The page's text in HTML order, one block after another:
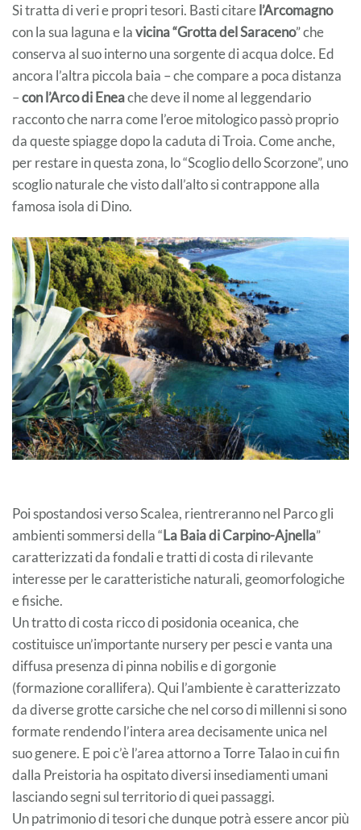
Si tratta di veri e propri tesori. Basti citarel’Arcomagno
con la sua laguna e lavicina “Grotta del Saraceno” che
conserva al suo interno una sorgente di acqua dolce. Ed
ancora l’altra piccola baia – che compare a poca distanza
–con l’Arco di Eneache deve il nome al leggendario
racconto che narra come l’eroe mitologico passò proprio
da queste spiagge dopo la caduta di Troia. Come anche,
per restare in questa zona, lo “Scoglio dello Scorzone”, uno
scoglio naturale che visto dall’alto si contrappone alla
famosa isola di Dino.
Poi spostandosi verso Scalea, rientreranno nel Parco gli
ambienti sommersi della “La Baia di Carpino-Ajnella”
caratterizzati da fondali e tratti di costa di rilevante
interesse per le caratteristiche naturali, geomorfologiche
e fisiche.
Un tratto di costa ricco di posidonia oceanica, che
costituisce un’importante nursery per pesci e vanta una
diffusa presenza di pinna nobilis e di gorgonie
(formazione corallifera). Qui l’ambiente è caratterizzato
da diverse grotte carsiche che nel corso di millenni si sono
formate rendendo l’intera area decisamente unica nel
suo genere. E poi c’è l’area attorno a Torre Talao in cui fin
dalla Preistoria ha ospitato diversi insediamenti umani
lasciando segni sul territorio di quei passaggi.
Un patrimonio di tesori che dunque potrà essere ancor più